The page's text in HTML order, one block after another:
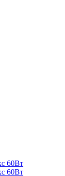
60Вт
60Вт